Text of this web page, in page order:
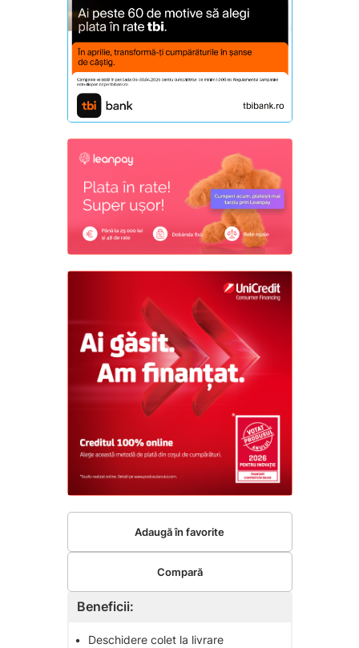
Beneficii:
•
Deschidere colet la livrare
Adaugă în favorite
Compară